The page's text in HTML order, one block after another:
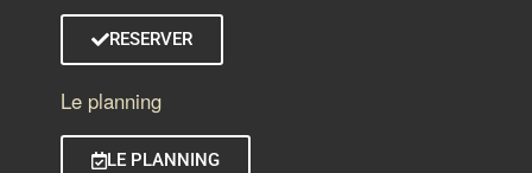
RESERVER
Le planning
LE PLANNING